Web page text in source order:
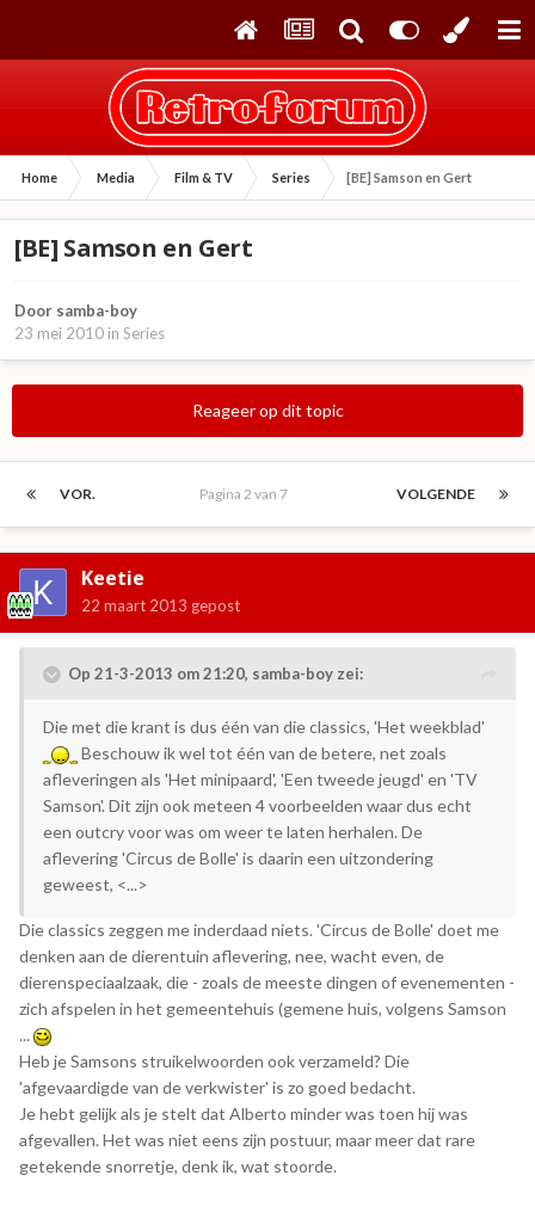
Home Media Film & TV Series [BE] Samson en Gert
[BE] Samson en Gert
Door samba-boy
23 mei 2010 in Series
Reageer op dit topic
VOR. VOLGENDE
Pagina 2 van 7
Keetie
22 maart 2013 gepost
Op 21-3-2013 om 21:20, samba-boy zei:
Die met die krant is dus één van die classics, 'Het weekblad'
Beschouw ik wel tot één van de betere, net zoals
afleveringen als 'Het minipaard', 'Een tweede jeugd' en 'TV
Samson'. Dit zijn ook meteen 4 voorbeelden waar dus echt
een outcry voor was om weer te laten herhalen. De
aflevering 'Circus de Bolle' is daarin een uitzondering
geweest, <...>
Die classics zeggen me inderdaad niets. 'Circus de Bolle' doet me
denken aan de dierentuin aflevering, nee, wacht even, de
dierenspeciaalzaak, die - zoals de meeste dingen of evenementen -
zich afspelen in het gemeentehuis (gemene huis, volgens Samson
...
Heb je Samsons struikelwoorden ook verzameld? Die
'afgevaardigde van de verkwister' is zo goed bedacht.
Je hebt gelijk als je stelt dat Alberto minder was toen hij was
afgevallen. Het was niet eens zijn postuur, maar meer dat rare
getekende snorretje, denk ik, wat stoorde.